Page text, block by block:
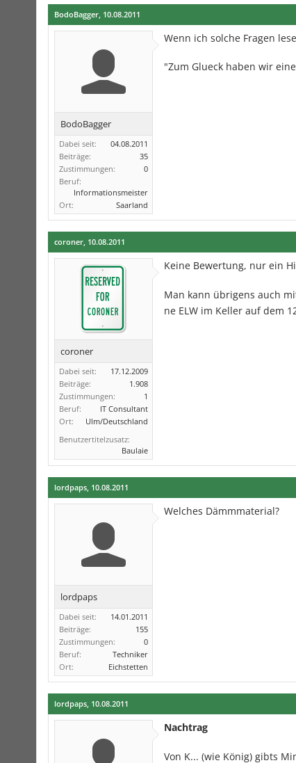
BodoBagger, 10.08.2011
BodoBagger
Dabei seit:
04.08.2011
Beiträge:
35
Zustimmungen:
0
Beruf:
Informationsmeister
Ort:
Saarland
Wenn ich solche Fragen
"Zum Glueck haben wir
coroner, 10.08.2011
coroner
Dabei seit:
17.12.2009
Beiträge:
1.908
Zustimmungen:
1
Beruf:
IT Consultant
Ort:
Ulm/Deutschland
Benutzertitelzusatz:
Baulaie
Keine Bewertung, nur ein
Man kann übrigens auch
ne ELW im Keller auf dem
lordpaps, 10.08.2011
lordpaps
Dabei seit:
14.01.2011
Beiträge:
155
Zustimmungen:
0
Beruf:
Techniker
Ort:
Eichstetten
Welches Dämmmaterial?
lordpaps, 10.08.2011
Nachtrag
Von K... (wie König) gibts